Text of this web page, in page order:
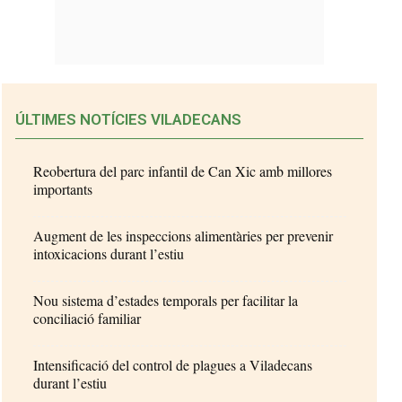
ÚLTIMES NOTÍCIES VILADECANS
Reobertura del parc infantil de Can Xic amb millores
importants
Augment de les inspeccions alimentàries per prevenir
intoxicacions durant l’estiu
Nou sistema d’estades temporals per facilitar la
conciliació familiar
Intensificació del control de plagues a Viladecans
durant l’estiu